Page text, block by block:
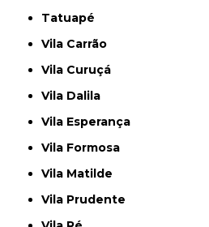
Tatuapé
Vila Carrão
Vila Curuçá
Vila Dalila
Vila Esperança
Vila Formosa
Vila Matilde
Vila Prudente